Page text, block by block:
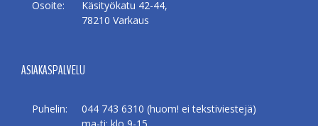
Osoite:
Käsityökatu 42-44,
78210 Varkaus
ASIAKASPALVELU
Puhelin:
044 743 6310 (huom! ei tekstiviestejä)